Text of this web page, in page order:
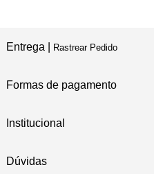
Entrega | Rastrear Pedido
Formas de pagamento
Institucional
Dúvidas